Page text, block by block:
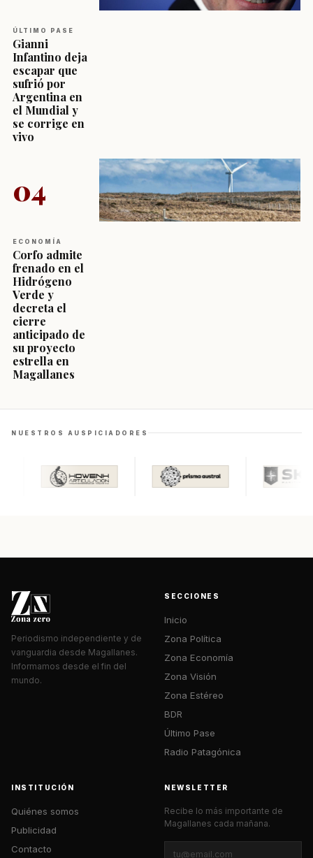
ÚLTIMO PASE
Gianni
Infantino deja
escapar que
sufrió por
Argentina en
el Mundial y
se corrige en
vivo
04
ECONOMÍA
Corfo admite
frenado en el
Hidrógeno
Verde y
decreta el
cierre
anticipado de
su proyecto
estrella en
Magallanes
NUESTROS AUSPICIADORES
Periodismo independiente y de
vanguardia desde Magallanes.
Informamos desde el fin del
mundo.
SECCIONES
Inicio
Zona Política
Zona Economía
Zona Visión
Zona Estéreo
BDR
Último Pase
Radio Patagónica
INSTITUCIÓN
Quiénes somos
Publicidad
Contacto
NEWSLETTER
Recibe lo más importante de
Magallanes cada mañana.